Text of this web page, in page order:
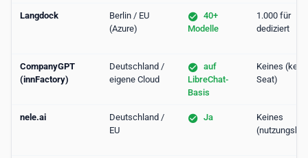
Langdock
Berlin / EU
(Azure)
40+
Modelle
1.000 für
dediziert
CompanyGPT
(innFactory)
Deutschland /
eigene Cloud
auf
LibreChat-
Basis
Keines (kein
Seat)
nele.ai
Deutschland /
EU
Ja
Keines